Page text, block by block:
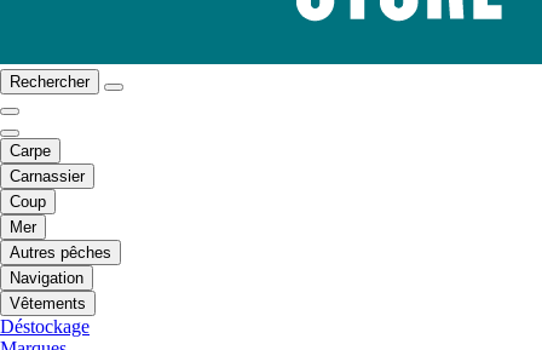
Rechercher
Carpe
Carnassier
Coup
Mer
Autres pêches
Navigation
Vêtements
Déstockage